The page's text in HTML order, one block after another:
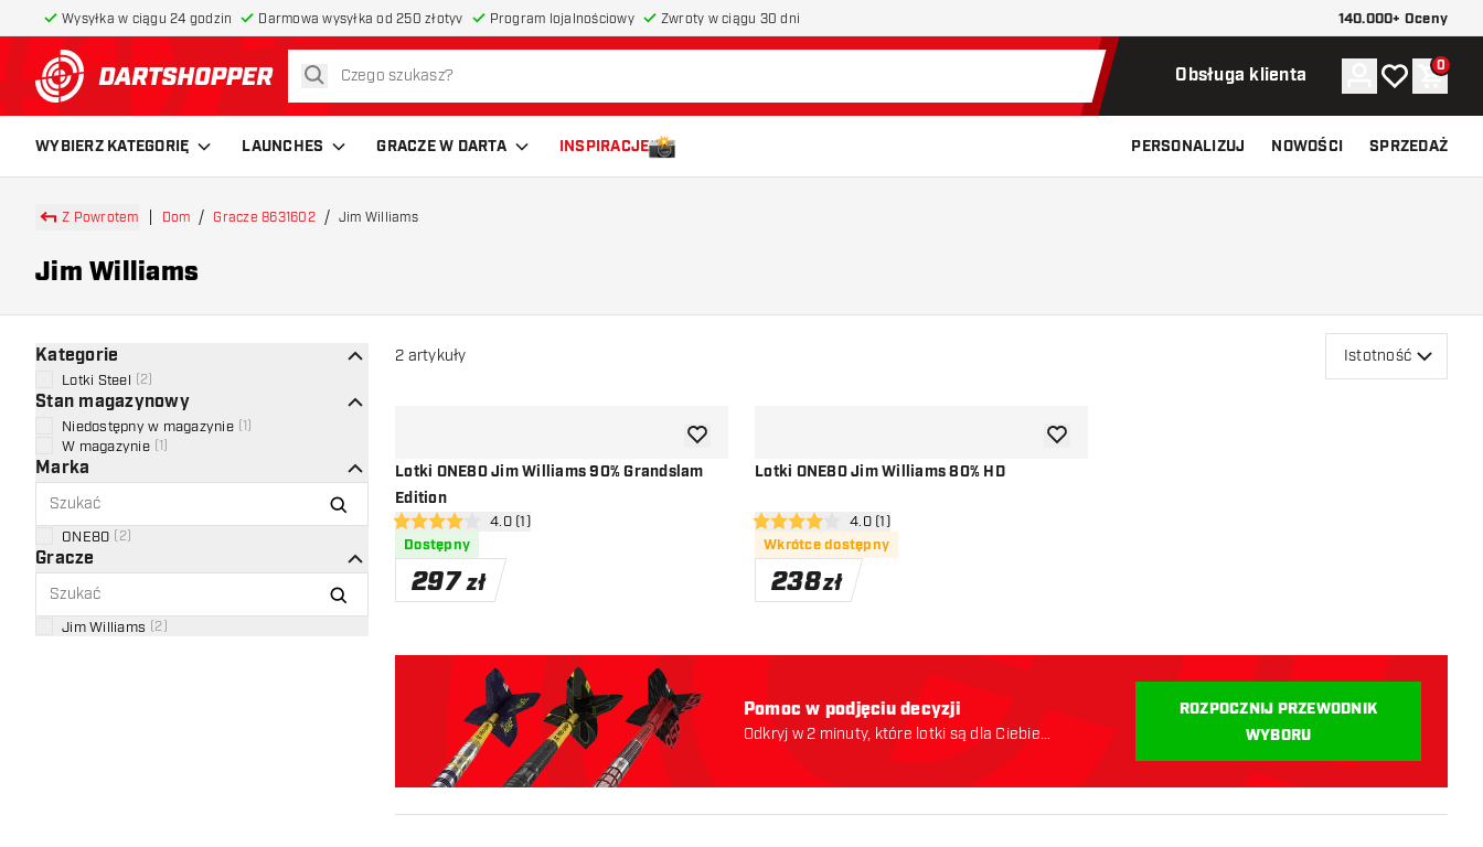
Wysyłka w ciągu 24 godzin Darmowa wysyłka od 250 złotyv Program lojalnościowy Zwroty w ciągu 30 dni 140.000+ Oceny
powrót do strony głównej
szukaj Obsługa klienta Konto
Moja listaKoszyk
0
WYBIERZ KATEGORIĘ LAUNCHES GRACZE W DARTA INSPIRACJE PERSONALIZUJ NOWOŚCI SPRZEDAŻ
Z Powrotem Dom Gracze 8631602 Jim Williams
Jim Williams
Kategorie
Lotki Steel 2
Stan magazynowy
Niedostępny w magazynie 1
W magazynie 1
Marka
ONE80 2)
Gracze
Jim Williams 2
2 artykuły Istotność
Lotki ONE80 Jim Williams 90% Grandslam
Edition
otwórz panel recenzji
4 gwiazdki oceny4.0 (1)
Dostępny
297 zł
dodaj do listy życzeń
Lotki ONE80 Jim Williams 80% HD
otwórz panel recenzji
4 gwiazdki oceny4.0 (1)
Wkrótce dostępny
238zł
dodaj do listy życzeń
Pomoc w podjęciu decyzji
Odkryj w 2 minuty, które lotki są dla Ciebie
ROZPOCZNIJ PRZEWODNIK
WYBORU